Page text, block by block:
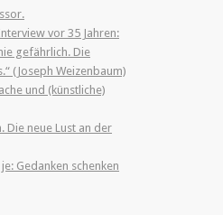
vor 35 Jahren:
gefährlich. Die
(Joseph Weizenbaum)
und (künstliche)
Die neue Lust an der
Gedanken schenken